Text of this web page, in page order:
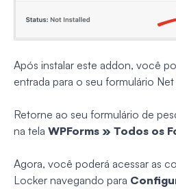
Após instalar este addon, você
entrada para o seu formulário
Retorne ao seu formulário de
na tela WPForms » Todos os
Agora, você poderá acessar as
Locker navegando para